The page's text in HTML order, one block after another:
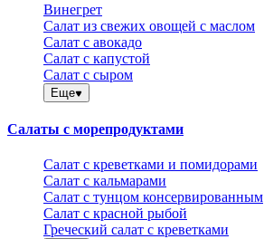
Винегрет
Салат из свежих овощей с маслом
Салат с авокадо
Салат с капустой
Салат с сыром
Еще
Салаты с морепродуктами
Салат с креветками и помидорами
Салат с кальмарами
Салат с тунцом консервированным
Салат с красной рыбой
Греческий салат с креветками